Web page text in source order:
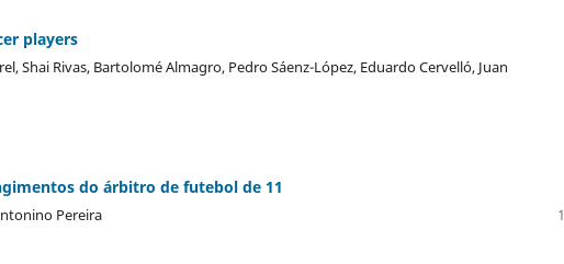
players
Shai Rivas, Bartolomé Almagro, Pedro Sáenz-López, Eduardo Cervelló, Juan
do árbitro de futebol de 11
Pereira